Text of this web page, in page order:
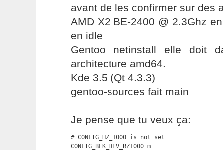
avant de les confirmer sur des
AMD X2 BE-2400 @ 2.3Ghz
en idle
Gentoo netinstall elle doit
architecture amd64.
Kde 3.5 (Qt 4.3.3)
gentoo-sources fait main
Je pense que tu veux ça:
# CONFIG_HZ_1000 is not set
CONFIG_BLK_DEV_RZ1000=m